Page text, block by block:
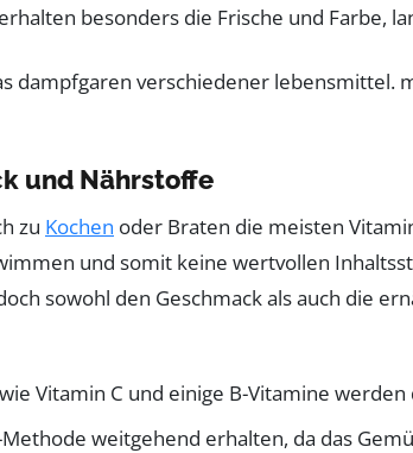
besonders die Frische und Farbe,
und Nährstoffe
zu Kochen oder Braten die meisten
und somit keine wertvollen
sowohl den Geschmack als auch die
Vitamin C und einige B-Vitamine
weitgehend erhalten, da das